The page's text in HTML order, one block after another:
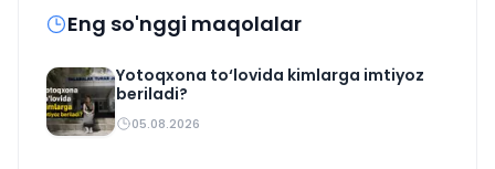
Eng so'nggi maqolalar
Yotoqxona to‘lovida kimlarga imtiyoz
beriladi?
05.08.2026